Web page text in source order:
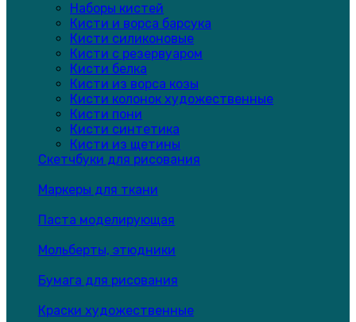
Наборы кистей
Кисти и ворса барсука
Кисти силиконовые
Кисти с резервуаром
Кисти белка
Кисти из ворса козы
Кисти колонок художественные
Кисти пони
Кисти синтетика
Кисти из щетины
Скетчбуки для рисования
Маркеры для ткани
Паста моделирующая
Мольберты, этюдники
Бумага для рисования
Краски художественные